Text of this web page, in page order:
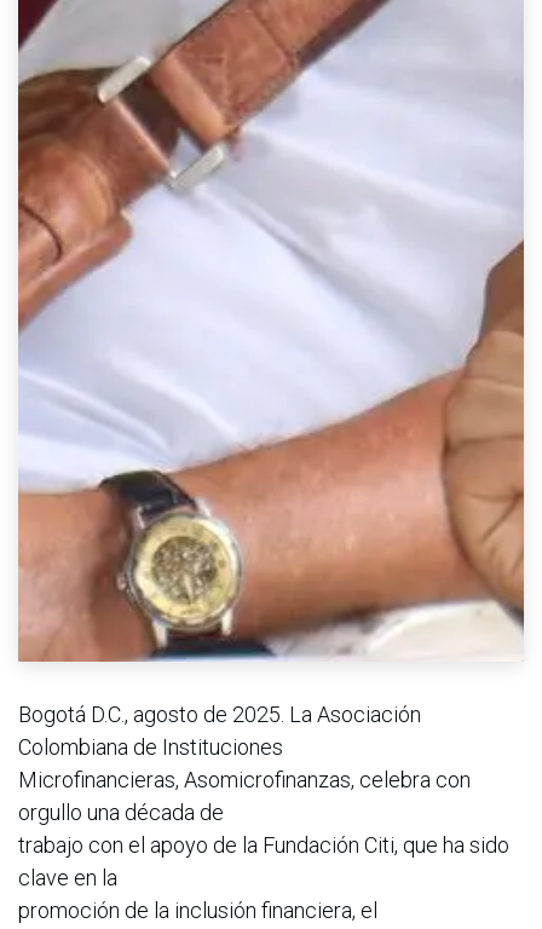
Bogotá D.C., agosto de 2025. La Asociación
Colombiana de Instituciones
Microfinancieras, Asomicrofinanzas, celebra con
orgullo una década de
trabajo con el apoyo de la Fundación Citi, que ha sido
clave en la
promoción de la inclusión financiera, el